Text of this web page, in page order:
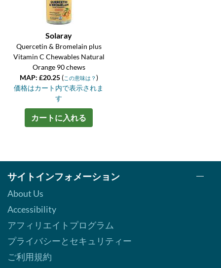
Solaray
Quercetin & Bromelain plus
Vitamin C Chewables Natural
Orange 90 chews
MAP: £20.25 (この意味は？ )
価格はカート内で表示されま
す
カートに入れる
サイトインフォメーション
About Us
Accessibility
アフィリエイトプログラム
プライバシーとセキュリティー
ご利用規約